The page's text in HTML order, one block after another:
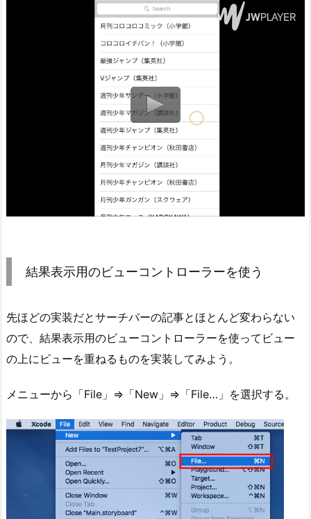
結果表示用のビューコントローラーを使う
先ほどの実装だとサーチバーの記事とほとんど変わらない
ので、結果表示用のビューコントローラーを使ってビュー
の上にビューを重ねるものを実装してみよう。
メニューから「File」⇒「New」⇒「File…」を選択する。